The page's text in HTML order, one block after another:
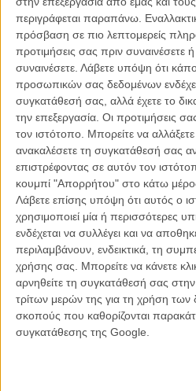
περιγράφεται παραπάνω.
πρόσβαση σε πιο λεπτομερείς
προτιμήσεις σας πριν συναινέσετε
συναινέσετε. Λάβετε υπόψη ότι
προσωπικών σας δεδομένων
συγκατάθεσή σας, αλλά έχετε το
την επεξεργασία. Οι προτιμήσεις
τον ιστότοπο. Μπορείτε να
ανακαλέσετε τη συγκατάθεσή σας
επιστρέφοντας σε αυτόν τον
κουμπί "Απορρήτου" στο κάτω μέρος
Λάβετε επίσης υπόψη ότι αυτός ο
χρησιμοποιεί μία ή περισσότερες
ενδέχεται να συλλέγει και να
περιλαμβάνουν, ενδεικτικά, τη
χρήσης σας. Μπορείτε να κάνετε
αρνηθείτε τη συγκατάθεσή σας
τρίτων μερών της για τη χρήση των
σκοπούς που καθορίζονται
συγκατάθεσης της Google.
Δεδομένου ότι κι αυτή η ταινία είναι
τοποθετημένο στον χώρο της μόδας
ένα μοντέλο που μπλέκεται σε έναν
βέβαιο πως κι εδώ θα βρεθούμε
κινηματογραφικό κόσμο. Ελπίζουμε
βαθύ πίσω από την επιφάνεια.
Ο Ρεφν πάντως που έχει γράψει το
πρωτοεμφανιζόμενη απόφοιτο του
Γέιλ, Μέρι Λος, δηλώνει πως η ιδέα
πρωί συνειδητοποίησε ότι στην ζωή
εξουσιάζεται από γυναίκες. Οπότε
σίγουρο ένα φεμινιστικό context.
Πιθανότατα βίαιο και ματωμένο...
Διαβάστε ακόμη
O Νίκολας Βίντινγκ Ρεφν επιστρέφει
θανάσιμη γυναικεία ομορφιά